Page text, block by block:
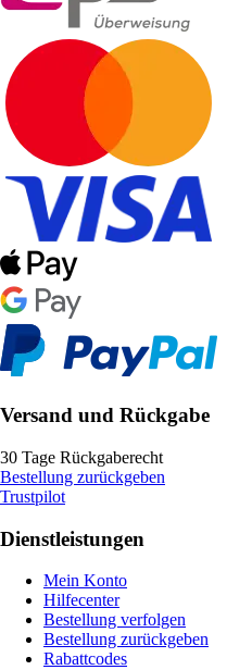
Versand und Rückgabe
30 Tage Rückgaberecht
Bestellung zurückgeben
Trustpilot
Dienstleistungen
Mein Konto
Hilfecenter
Bestellung verfolgen
Bestellung zurückgeben
Rabattcodes